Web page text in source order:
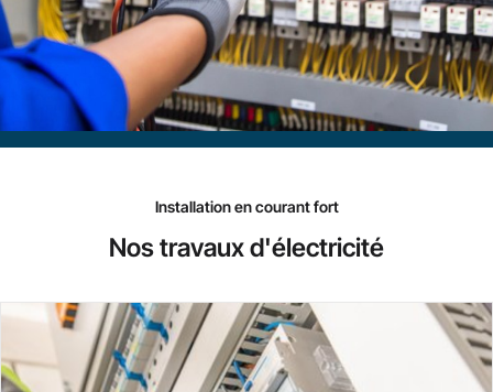
Nos travaux d'électricité
Installation en courant fort